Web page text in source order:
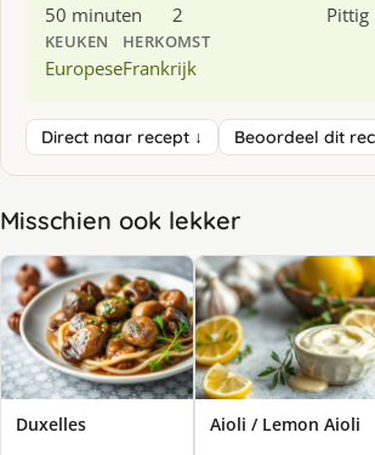
50 minuten 2 Pittig
KEUKEN
Europese
HERKOMST
Frankrijk
Direct naar recept ↓ Beoordeel dit
Misschien ook lekker
Duxelles Aioli / Lemon Aioli